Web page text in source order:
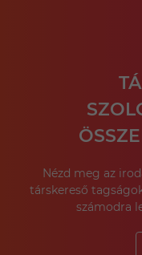
Nézd meg az
társkereső
számodra